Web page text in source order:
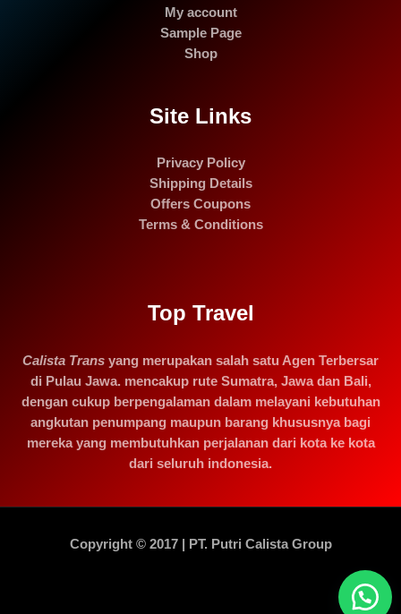
My account
Sample Page
Shop
Site Links
Privacy Policy
Shipping Details
Offers Coupons
Terms & Conditions
Top Travel
Calista Trans yang merupakan salah satu Agen Terbersar
di Pulau Jawa. mencakup rute Sumatra, Jawa dan Bali,
dengan cukup berpengalaman dalam melayani kebutuhan
angkutan penumpang maupun barang khususnya bagi
mereka yang membutuhkan perjalanan dari kota ke kota
dari seluruh indonesia.
Copyright © 2017 | PT. Putri Calista Group